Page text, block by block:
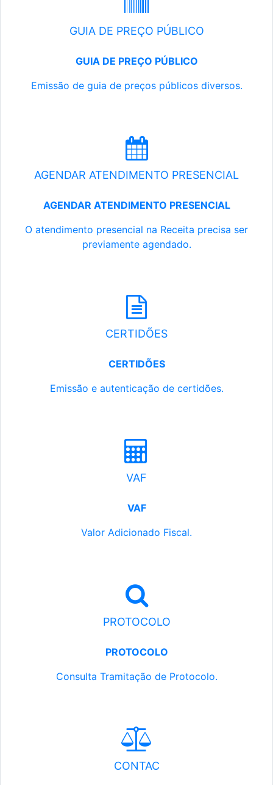
GUIA DE PREÇO PÚBLICO
GUIA DE PREÇO PÚBLICO
Emissão de guia de preços públicos diversos.
AGENDAR ATENDIMENTO PRESENCIAL
AGENDAR ATENDIMENTO PRESENCIAL
O atendimento presencial na Receita precisa ser
previamente agendado.
CERTIDÕES
CERTIDÕES
Emissão e autenticação de certidões.
VAF
VAF
Valor Adicionado Fiscal.
PROTOCOLO
PROTOCOLO
Consulta Tramitação de Protocolo.
CONTAC